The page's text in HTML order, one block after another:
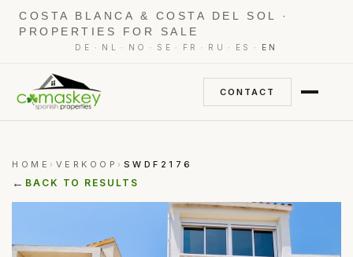
COSTA BLANCA & COSTA DEL SOL ·
PROPERTIES FOR SALE
DE · NL · NO · SE · FR · RU · ES · EN
CONTACT
HOME › VERKOOP › SWDF2176
← BACK TO RESULTS